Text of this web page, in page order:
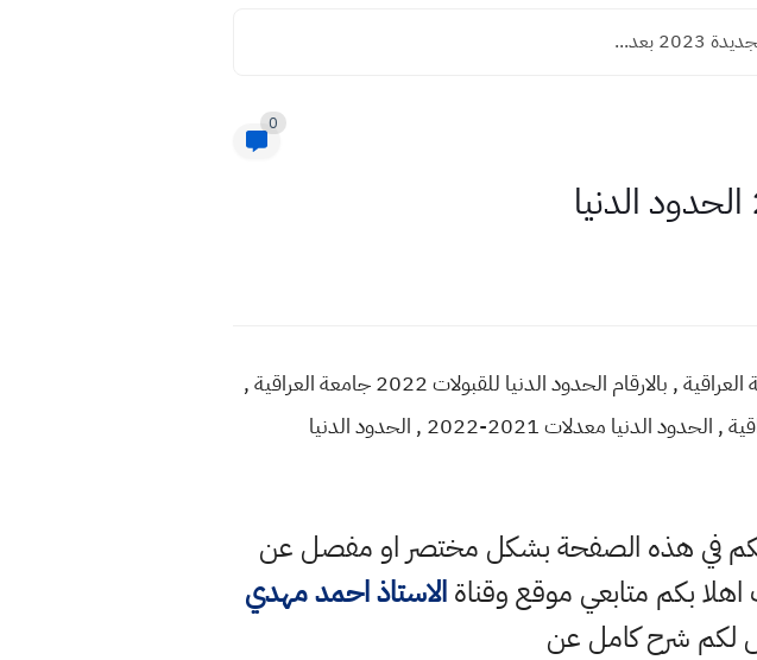
بعد...
0
الحدود الدنيا للقبولات 2022 في الجامعة العراقية , الحدود الدنيا 2022 جامعة العراقية , بالارقام الحدود الدنيا للقبولات 2022 جامعة العراقية ,
حدود الدنيا 2022 جامعة العراقية pdf , معدلات القبول 2022 في جامعة العراقية , الحدود الدنيا معدلات 2021-2022 , الحدود الدنيا
لكم في هذه الصفحة بشكل مختصر او مفصل عن
اهلا بكم متابعي موقع وقناةالاستاذ احمد مهدي
لكم شرح كامل عن